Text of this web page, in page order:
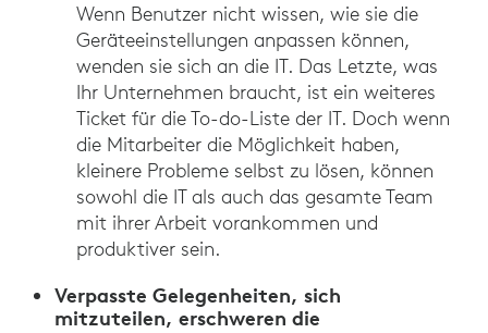
Wenn Benutzer nicht wissen, wie sie die
Geräteeinstellungen anpassen können,
wenden sie sich an die IT. Das Letzte, was
Ihr Unternehmen braucht, ist ein weiteres
Ticket für die To-do-Liste der IT. Doch wenn
die Mitarbeiter die Möglichkeit haben,
kleinere Probleme selbst zu lösen, können
sowohl die IT als auch das gesamte Team
mit ihrer Arbeit vorankommen und
produktiver sein.
Verpasste Gelegenheiten, sich
mitzuteilen, erschweren die